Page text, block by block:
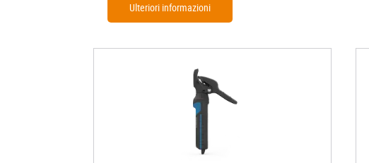
Ulteriori informazioni